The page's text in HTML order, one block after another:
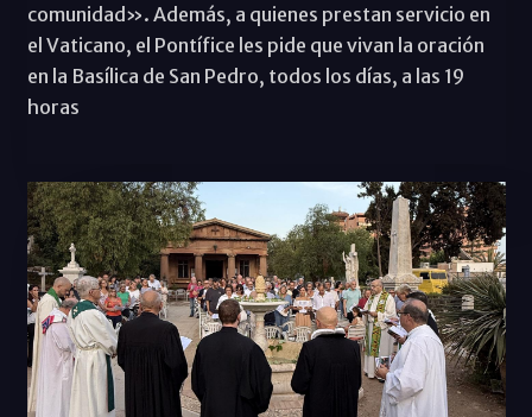
comunidad». Además, a quienes prestan servicio en
el Vaticano, el Pontífice les pide que vivan la oración
en la Basílica de San Pedro, todos los días, a las 19
horas